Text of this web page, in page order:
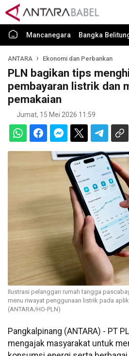
Mancanegara Bangka
ANTARA Ekonomi dan Perbankan
PLN bagikan tips
pembayaran listrik dan
pemakaian
Jumat, 15 Mei 2026 11:59
Ilustrasi pelanggan rumah tangga
menu riwayat penggunaan listrik pada
(ANTARA/HO-PLN)
Pangkalpinang (ANTARA) - PT
mengajak masyarakat untuk